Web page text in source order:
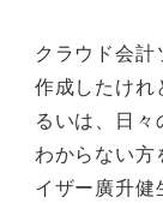
クラウド会
作成したけれ
るいは、日
わからない
イザー廣升健